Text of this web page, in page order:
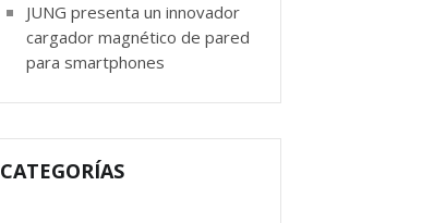
JUNG presenta un innovador
cargador magnético de pared
para smartphones
CATEGORÍAS